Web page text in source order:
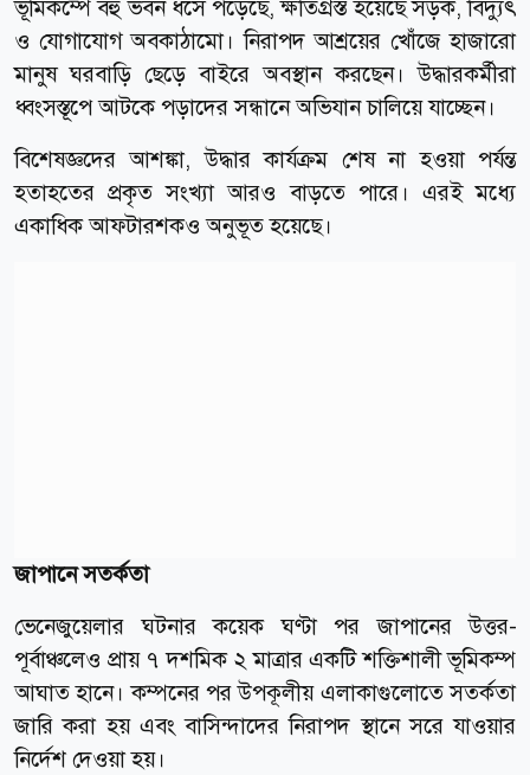
ভূমিকম্পে বহু ভবন ধসে পড়েছে, ক্ষতিগ্রস্ত হয়েছে সড়ক, বিদ্যুৎ
ও যোগাযোগ অবকাঠামো। নিরাপদ আশ্রয়ের খোঁজে হাজারো
মানুষ ঘরবাড়ি ছেড়ে বাইরে অবস্থান করছেন। উদ্ধারকর্মীরা
ধ্বংসস্তূপে আটকে পড়াদের সন্ধানে অভিযান চালিয়ে যাচ্ছেন।
বিশেষজ্ঞদের আশঙ্কা, উদ্ধার কার্যক্রম শেষ না হওয়া পর্যন্ত
হতাহতের প্রকৃত সংখ্যা আরও বাড়তে পারে। এরই মধ্যে
একাধিক আফটারশকও অনুভূত হয়েছে।
জাপানে সতর্কতা
ভেনেজুয়েলার ঘটনার কয়েক ঘণ্টা পর জাপানের উত্তর-
পূর্বাঞ্চলেও প্রায় ৭ দশমিক ২ মাত্রার একটি শক্তিশালী ভূমিকম্প
আঘাত হানে। কম্পনের পর উপকূলীয় এলাকাগুলোতে সতর্কতা
জারি করা হয় এবং বাসিন্দাদের নিরাপদ স্থানে সরে যাওয়ার
নির্দেশ দেওয়া হয়।